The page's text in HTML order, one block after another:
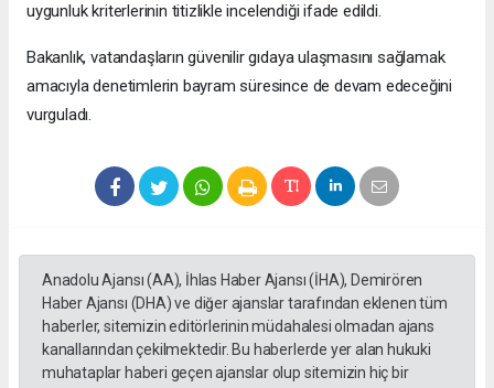
uygunluk kriterlerinin titizlikle incelendiği ifade edildi.
Bakanlık, vatandaşların güvenilir gıdaya ulaşmasını sağlamak
amacıyla denetimlerin bayram süresince de devam edeceğini
vurguladı.
Anadolu Ajansı (AA), İhlas Haber Ajansı (İHA), Demirören
Haber Ajansı (DHA) ve diğer ajanslar tarafından eklenen tüm
haberler, sitemizin editörlerinin müdahalesi olmadan ajans
kanallarından çekilmektedir. Bu haberlerde yer alan hukuki
muhataplar haberi geçen ajanslar olup sitemizin hiç bir